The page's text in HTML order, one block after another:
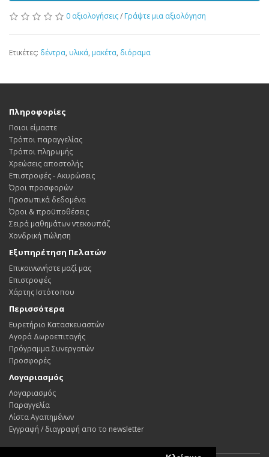
0 αξιολογήσεις/ Γράψτε μια αξιολόγηση
Ετικέτες: δέντρα, υλικά, μακέτα, διόραμα
Πληροφορίες
Ποιοι είμαστε
Τρόποι παραγγελίας
Τρόποι πληρωμής
Χρεώσεις αποστολής
Επιστροφές - Ακυρώσεις
Όροι προσφορών
Προσωπικά δεδομένα
Όροι & προϋποθέσεις
Σειρά μαθημάτων ντεκουπάζ
Χονδρική πώληση
Εξυπηρέτηση Πελατών
Επικοινωνήστε μαζί μας
Επιστροφές
Χάρτης Ιστότοπου
Περισσότερα
Ευρετήριο Κατασκευαστών
Αγορά Δωροεπιταγής
Πρόγραμμα Συνεργατών
Προσφορές
Λογαριασμός
Λογαριασμός
Παραγγελία
Λίστα Αγαπημένων
Εγγραφή / διαγραφή απο το newsletter